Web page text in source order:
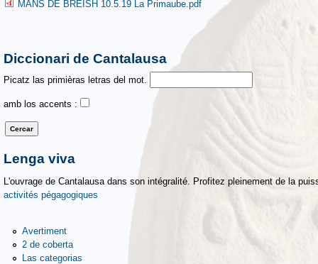
MANS DE BREISH 10.5.19 La Primaube.pdf
Diccionari de Cantalausa
Picatz las primièras letras del mot.
amb los accents :
Lenga viva
L'ouvrage de Cantalausa dans son intégralité. Profitez pleinement de la
activités pégagogiques
Avertiment
2 de coberta
Las categorias